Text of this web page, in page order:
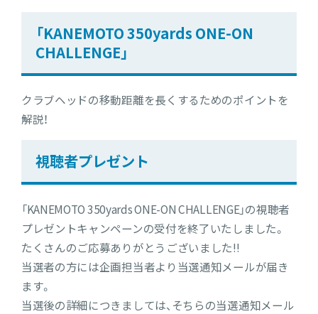
「KANEMOTO 350yards ONE-ON
CHALLENGE」
クラブヘッドの移動距離を長くするためのポイントを
解説！
視聴者プレゼント
「KANEMOTO 350yards ONE-ON CHALLENGE」の視聴者
プレゼントキャンペーンの受付を終了いたしました。
たくさんのご応募ありがとうございました!!
当選者の方には企画担当者より当選通知メールが届き
ます。
当選後の詳細につきましては、そちらの当選通知メール